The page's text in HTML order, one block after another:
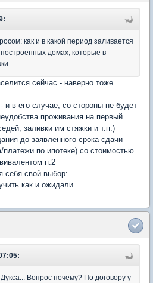
как и в какой период заливается
построенных домах, которые в
сейчас - наверно тоже
и в его случае, со стороны не будет
проживания на первый
заливки им стяжки и т.п.)
до заявленного срока сдачи
по ипотеке) со стоимостью
п.2
себя свой выбор:
как и ожидали
Вопрос почему? По договору у